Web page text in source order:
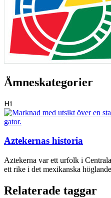
Ämneskategorier
Hi
Aztekernas historia
Aztekerna var ett urfolk i
ett rike i det mexikanska
Relaterade taggar